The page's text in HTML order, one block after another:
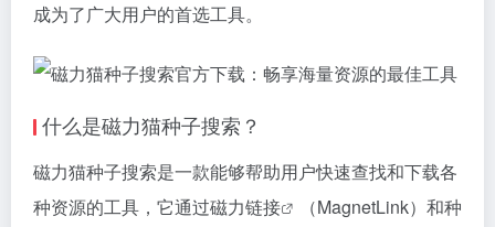
成为了广大用户的首选工具。
什么是磁力猫种子搜索？
磁力猫种子搜索是一款能够帮助用户快速查找和下载各
种资源的工具，它通过磁力链接
（MagnetLink）和种